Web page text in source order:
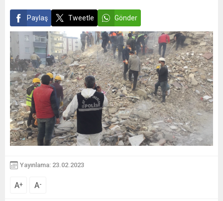
Paylaş Tweetle Gönder
Yayınlama: 23.02.2023
A+ A-